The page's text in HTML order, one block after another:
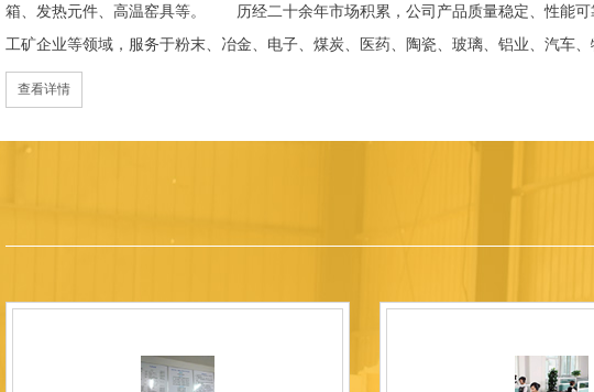
箱、发热元件、高温窑具等。 历经二十余年市场积累，公司产品质量稳定、性能可
工矿企业等领域，服务于粉末、冶金、电子、煤炭、医药、陶瓷、玻璃、铝业、汽车、
天航空、化工、金属烧结及金属热处理等行业，产品覆盖国内多省市，并出口至海
过理念更新、体制机制优化与科技创新，于2015年通过ISO 9001:2015质量管理体系
内市场份额稳步提升，并获得质量诚信AAA 级企业荣誉证书。 在产品技术方面，
研发LYL系列节能精密型智能化电炉、窑炉产品，多项产品通过相关权威认证。产品
准、智能自动化程度高、运行稳定、保温性能优良、全程电脑控制、可编程自动升降
点；产品安全方面，已通过欧盟CE认证。 公司凭借技术积累与产品优势，获得多
技型中小企业、洛阳市企业研发中心（证书编号：202207080）、河南省专精特
以质量创品牌，以品牌创市场的战略发展，实现科学化管理，我们以质量保证，服
查看详情